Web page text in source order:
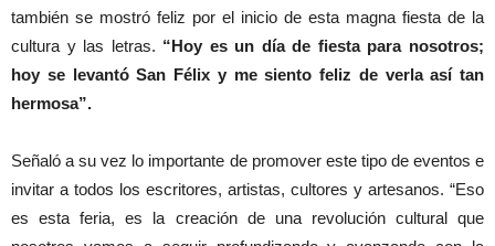
también se mostró feliz por el inicio de esta magna fiesta de la
cultura y las letras. “Hoy es un día de fiesta para nosotros;
hoy se levantó San Félix y me siento feliz de verla así tan
hermosa”.
Señaló a su vez lo importante de promover este tipo de eventos e
invitar a todos los escritores, artistas, cultores y artesanos. “Eso
es esta feria, es la creación de una revolución cultural que